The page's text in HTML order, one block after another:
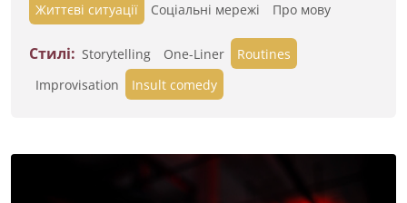
Життєві ситуації
Cоціальні мережі Про мову
Стилі: Storytelling One-Liner
Routines
Improvisation
Insult comedy